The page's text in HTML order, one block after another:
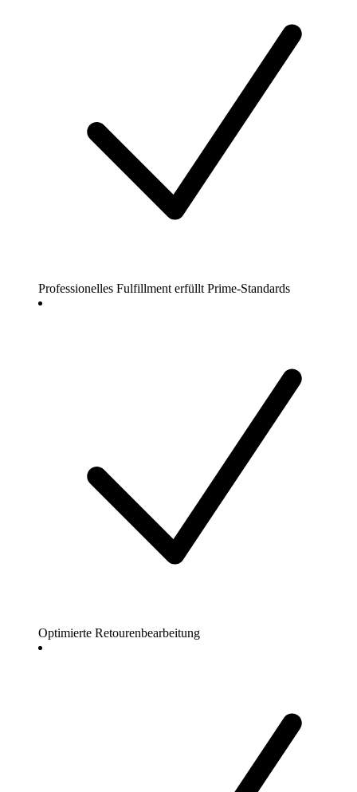
Professionelles Fulfillment erfüllt Prime-Standards
Optimierte Retourenbearbeitung